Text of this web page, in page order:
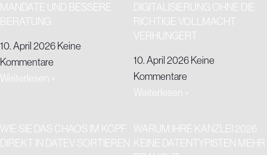
MANDATE UND BESSERE
BERATUNG
10. April 2026Keine
Kommentare
Weiterlesen »
DIGITALISIERUNG OHNE DIE
RICHTIGE VOLLMACHT
VERHUNGERT
10. April 2026Keine
Kommentare
Weiterlesen »
WIE SIE DAS CHAOS IM KOPF
DIREKT IN DATEV SORTIEREN
WARUM IHRE KANZLEI 2026
KEINE DATENTYPISTEN MEHR